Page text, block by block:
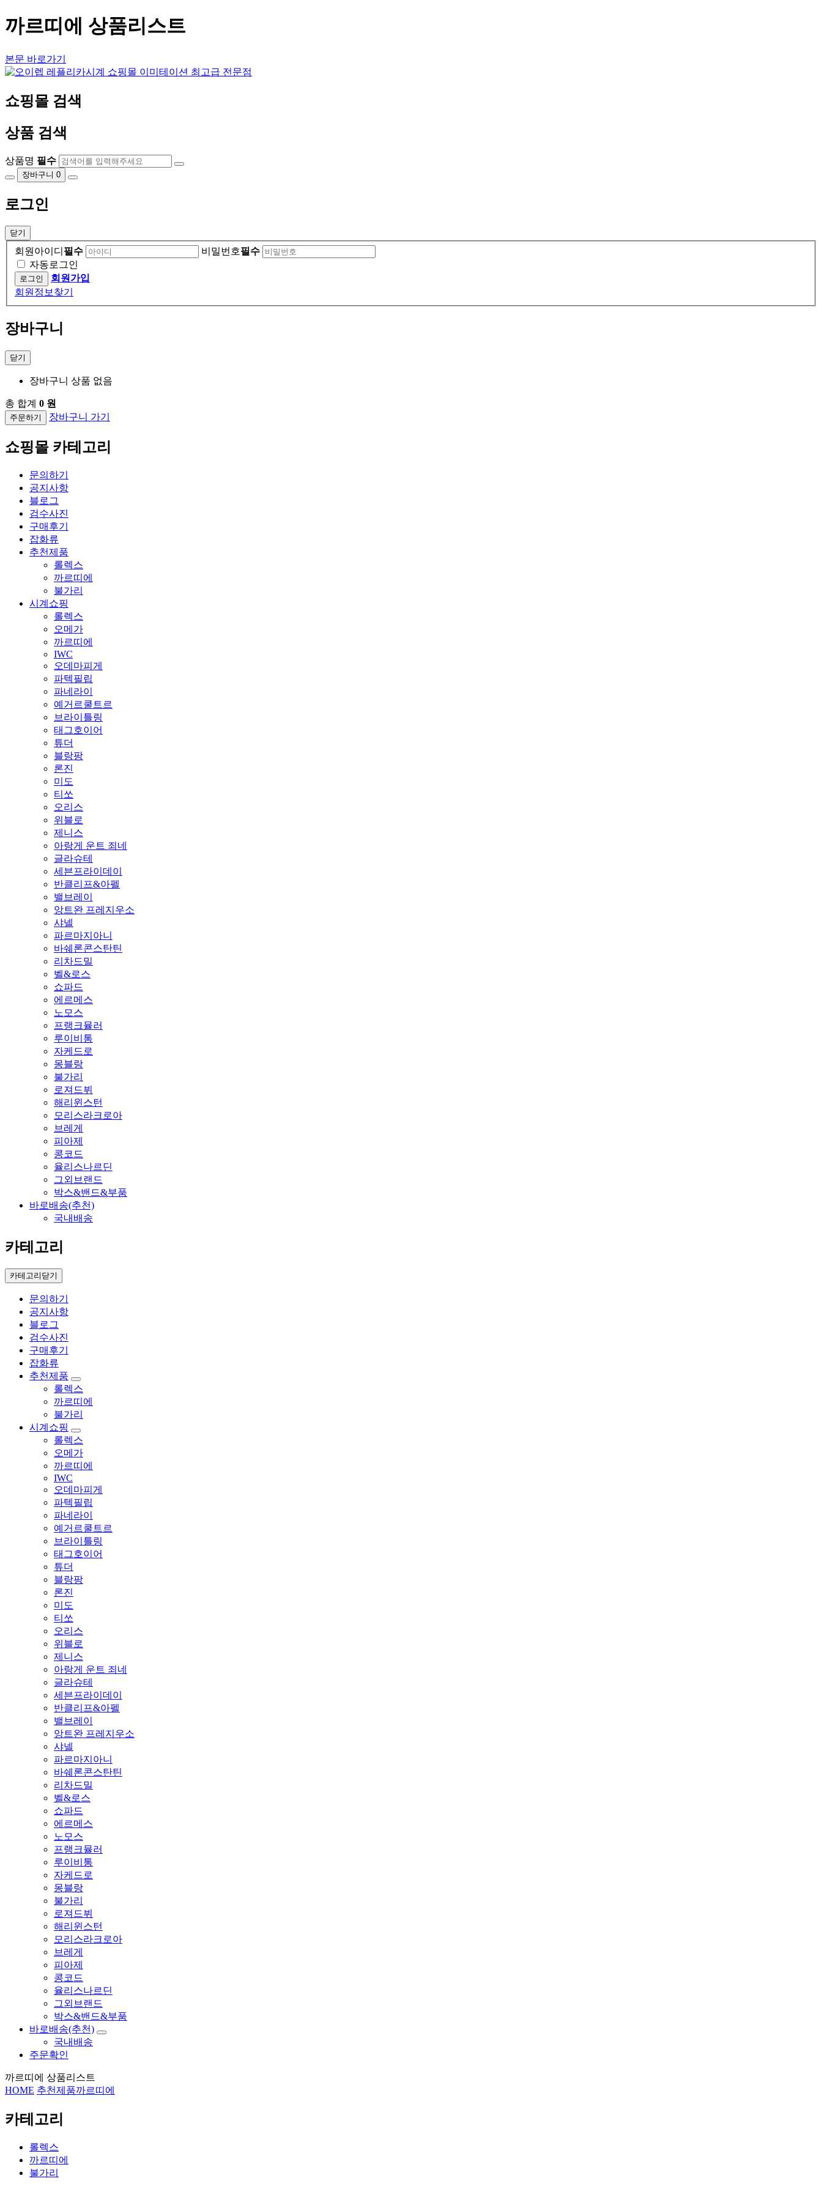
까르띠에 상품리스트
본문 바로가기
쇼핑몰 검색
상품 검색
상품명 필수
장바구니 0
로그인
닫기
회원아이디 필수 비밀번호필수
자동로그인
회원가입
회원정보찾기
장바구니
닫기
장바구니 상품 없음
총 합계 0 원
주문하기 장바구니 가기
쇼핑몰 카테고리
문의하기
공지사항
블로그
검수사진
구매후기
잡화류
추천제품
롤렉스
까르띠에
불가리
시계쇼핑
롤렉스
오메가
까르띠에
IWC
오데마피게
파텍필립
파네라이
예거르쿨트르
브라이틀링
태그호이어
튜더
블랑팡
론진
미도
티쏘
오리스
위블로
제니스
아랑게 운트 죄네
글라슈테
세븐프라이데이
반클리프&아펠
밸브레이
앙트완 프레지우소
샤넬
파르마지아니
바쉐론콘스탄틴
리차드밀
벨&로스
쇼파드
에르메스
노모스
프랭크뮬러
루이비통
자케드로
몽블랑
불가리
로져드뷔
해리윈스턴
모리스라크로아
브레게
피아제
콩코드
율리스나르딘
그외브랜드
박스&밴드&부품
바로배송(추천)
국내배송
카테고리
카테고리닫기
문의하기
공지사항
블로그
검수사진
구매후기
잡화류
추천제품
롤렉스
까르띠에
불가리
시계쇼핑
롤렉스
오메가
까르띠에
IWC
오데마피게
파텍필립
파네라이
예거르쿨트르
브라이틀링
태그호이어
튜더
블랑팡
론진
미도
티쏘
오리스
위블로
제니스
아랑게 운트 죄네
글라슈테
세븐프라이데이
반클리프&아펠
밸브레이
앙트완 프레지우소
샤넬
파르마지아니
바쉐론콘스탄틴
리차드밀
벨&로스
쇼파드
에르메스
노모스
프랭크뮬러
루이비통
자케드로
몽블랑
불가리
로져드뷔
해리윈스턴
모리스라크로아
브레게
피아제
콩코드
율리스나르딘
그외브랜드
박스&밴드&부품
바로배송(추천)
국내배송
주문확인
까르띠에 상품리스트
HOME 추천제품까르띠에
카테고리
롤렉스
까르띠에
불가리